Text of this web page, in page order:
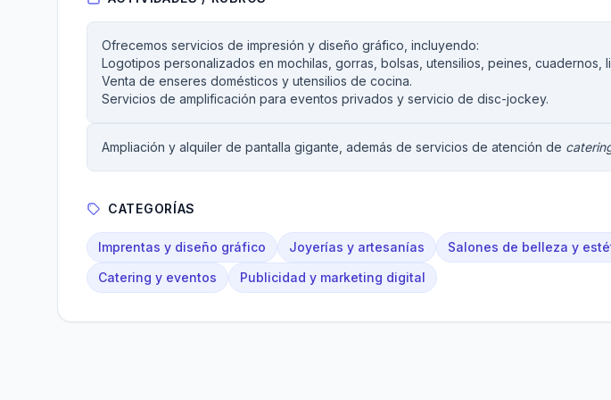
Ofrecemos servicios de impresión y diseño gráfico, incluyendo:
Logotipos personalizados en mochilas, gorras, bolsas, utensilios, peines, cuadernos,
Venta de enseres domésticos y utensilios de cocina.
Servicios de amplificación para eventos privados y servicio de disc-jockey.
Ampliación y alquiler de pantalla gigante, además de servicios de atención de
CATEGORÍAS
Imprentas y diseño gráfico Joyerías y artesanías
Salones de belleza y
Catering y eventos
Publicidad y marketing digital